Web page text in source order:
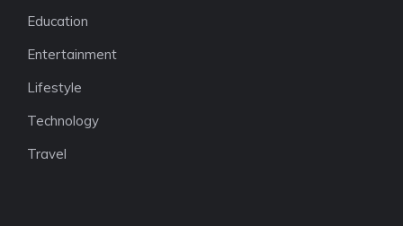
Education
Entertainment
Lifestyle
Technology
Travel